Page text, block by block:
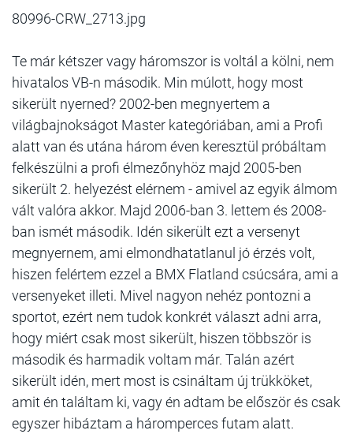
80996-CRW_2713.jpg
Te már kétszer vagy háromszor is voltál a kölni, nem
hivatalos VB-n második. Min múlott, hogy most
sikerült nyerned? 2002-ben megnyertem a
világbajnokságot Master kategóriában, ami a Profi
alatt van és utána három éven keresztül próbáltam
felkészülni a profi élmezőnyhöz majd 2005-ben
sikerült 2. helyezést elérnem - amivel az egyik álmom
vált valóra akkor. Majd 2006-ban 3. lettem és 2008-
ban ismét második. Idén sikerült ezt a versenyt
megnyernem, ami elmondhatatlanul jó érzés volt,
hiszen felértem ezzel a BMX Flatland csúcsára, ami a
versenyeket illeti. Mivel nagyon nehéz pontozni a
sportot, ezért nem tudok konkrét választ adni arra,
hogy miért csak most sikerült, hiszen többször is
második és harmadik voltam már. Talán azért
sikerült idén, mert most is csináltam új trükköket,
amit én találtam ki, vagy én adtam be először és csak
egyszer hibáztam a háromperces futam alatt.